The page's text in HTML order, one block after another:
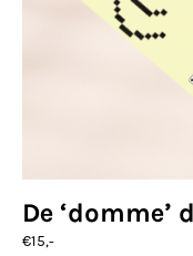
De ‘domme’
€15,-